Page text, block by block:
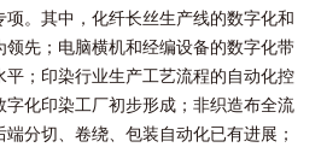
。其中，化纤长丝生产线的数字化和
领先；电脑横机和经编设备的数字化带
；印染行业生产工艺流程的自动化控
化印染工厂初步形成；非织造布全流
分切、卷绕、包装自动化已有进展；